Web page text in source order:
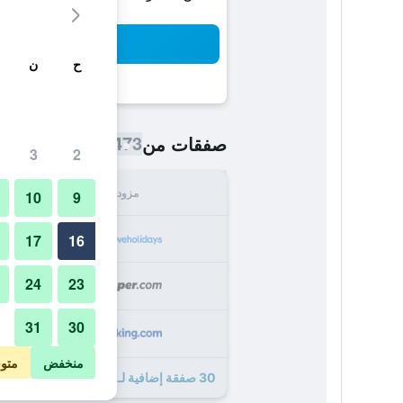
صفقات من473 ﷼
مزود
30 صفقة إضافية لـ نوفوتيل شاتو دو فرساي
ح ن
2
3
9
10
16
17
23
24
30
31
منخفض